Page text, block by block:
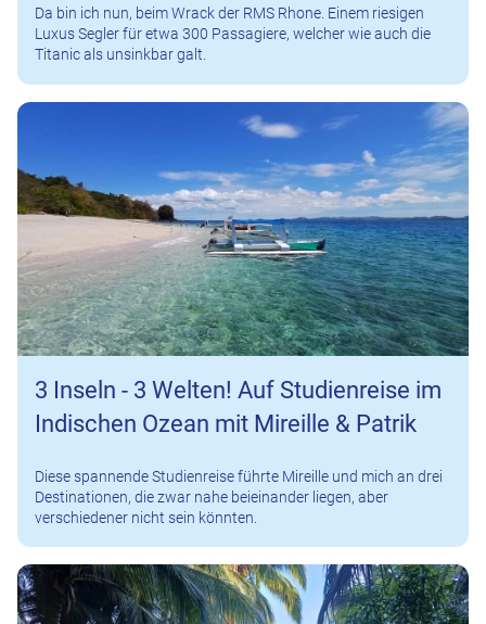
Da bin ich nun, beim Wrack der RMS Rhone. Einem riesigen
Luxus Segler für etwa 300 Passagiere, welcher wie auch die
Titanic als unsinkbar galt.
3 Inseln - 3 Welten! Auf Studienreise im
Indischen Ozean mit Mireille & Patrik
Diese spannende Studienreise führte Mireille und mich an drei
Destinationen, die zwar nahe beieinander liegen, aber
verschiedener nicht sein könnten.